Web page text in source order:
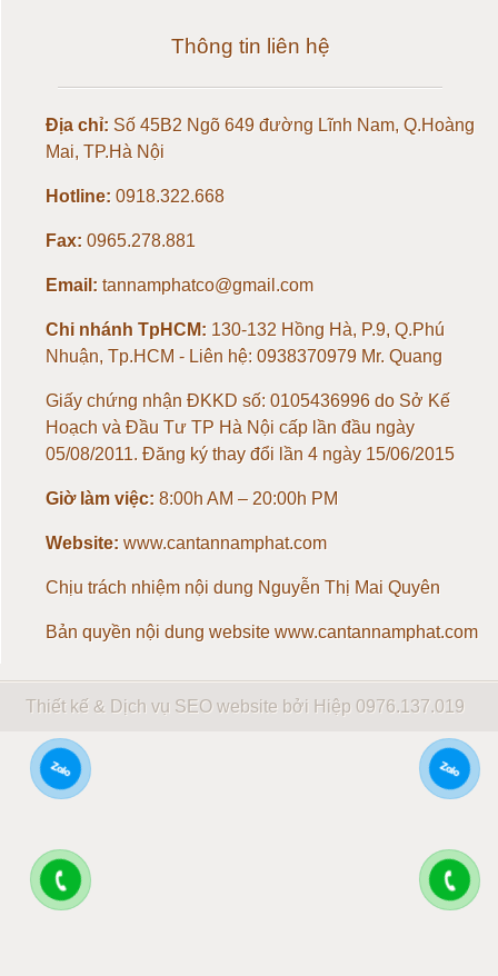
Loadcell 150kg
Loadcell 200kg
Loadcell 300kg
Loadcell 1 tấn
Loadcell 3 tấn
Loadcell 5 tấn
Loadcell 50 tấn
Thông tin liên hệ
Địa chỉ: Số 45B2 Ngõ 649 đường Lĩnh Nam, Q.Hoàng
Mai, TP.Hà Nội
Hotline: 0918.322.668
Fax: 0965.278.881
Email: tannamphatco@gmail.com
Chi nhánh TpHCM: 130-132 Hồng Hà, P.9, Q.Phú
Nhuận, Tp.HCM - Liên hệ: 0938370979 Mr. Quang
Giấy chứng nhận ĐKKD số: 0105436996 do Sở Kế
Hoạch và Đầu Tư TP Hà Nội cấp lần đầu ngày
05/08/2011. Đăng ký thay đổi lần 4 ngày 15/06/2015
Giờ làm việc: 8:00h AM – 20:00h PM
Website: www.cantannamphat.com
Chịu trách nhiệm nội dung Nguyễn Thị Mai Quyên
Bản quyền nội dung website www.cantannamphat.com
Thiết kế & Dịch vụ SEO website bởi Hiệp 0976.137.019